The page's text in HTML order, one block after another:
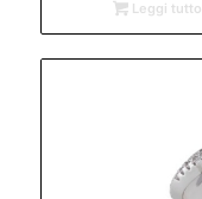
Leggi tutto